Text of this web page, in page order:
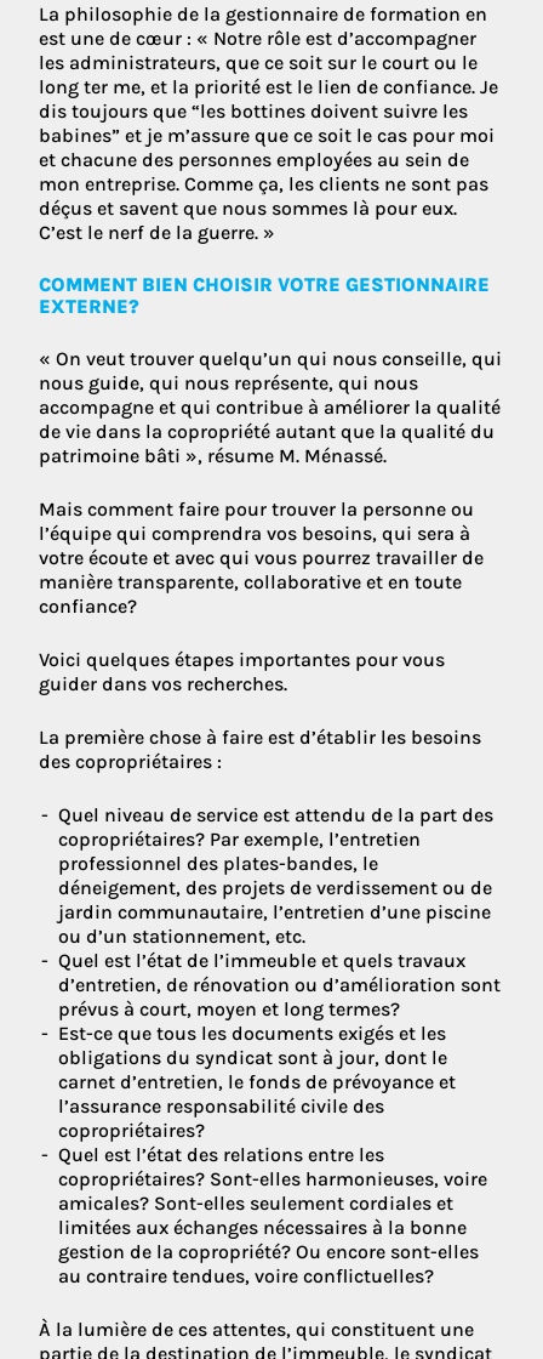
La philosophie de la gestionnaire de formation en
est une de cœur : « Notre rôle est d’accompagner
les administrateurs, que ce soit sur le court ou le
long ter me, et la priorité est le lien de confiance. Je
dis toujours que “les bottines doivent suivre les
babines” et je m’assure que ce soit le cas pour moi
et chacune des personnes employées au sein de
mon entreprise. Comme ça, les clients ne sont pas
déçus et savent que nous sommes là pour eux.
C’est le nerf de la guerre. »
COMMENT BIEN CHOISIR VOTRE GESTIONNAIRE
EXTERNE?
« On veut trouver quelqu’un qui nous conseille, qui
nous guide, qui nous représente, qui nous
accompagne et qui contribue à améliorer la qualité
de vie dans la copropriété autant que la qualité du
patrimoine bâti », résume M. Ménassé.
Mais comment faire pour trouver la personne ou
l’équipe qui comprendra vos besoins, qui sera à
votre écoute et avec qui vous pourrez travailler de
manière transparente, collaborative et en toute
confiance?
Voici quelques étapes importantes pour vous
guider dans vos recherches.
La première chose à faire est d’établir les besoins
des copropriétaires :
Quel niveau de service est attendu de la part des
copropriétaires? Par exemple, l’entretien
professionnel des plates-bandes, le
déneigement, des projets de verdissement ou de
jardin communautaire, l’entretien d’une piscine
ou d’un stationnement, etc.
Quel est l’état de l’immeuble et quels travaux
d’entretien, de rénovation ou d’amélioration sont
prévus à court, moyen et long termes?
Est-ce que tous les documents exigés et les
obligations du syndicat sont à jour, dont le
carnet d’entretien, le fonds de prévoyance et
l’assurance responsabilité civile des
copropriétaires?
Quel est l’état des relations entre les
copropriétaires? Sont-elles harmonieuses, voire
amicales? Sont-elles seulement cordiales et
limitées aux échanges nécessaires à la bonne
gestion de la copropriété? Ou encore sont-elles
au contraire tendues, voire conflictuelles?
À la lumière de ces attentes, qui constituent une
partie de la destination de l’immeuble, le syndicat